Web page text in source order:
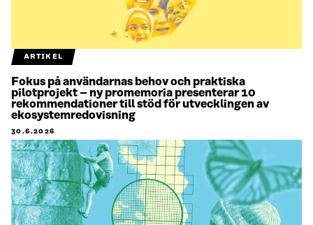
ARTIKEL
Fokus på användarnas behov och praktiska
pilotprojekt – ny promemoria presenterar 10
rekommendationer till stöd för utvecklingen av
ekosystemredovisning
30.6.2026